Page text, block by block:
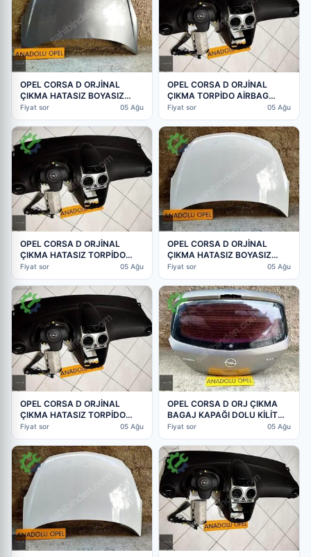
OPEL CORSA D ORJİNAL
ÇIKMA HATASIZ BOYASIZ
KAPUT HER RENK VAR GM
Fiyat sor 05 Ağu
OPEL CORSA D ORJİNAL
ÇIKMA TORPİDO AİRBAG
KEMER TOKALARI GM
Fiyat sor 05 Ağu
OPEL CORSA D ORJİNAL
ÇIKMA HATASIZ TORPİDO
AİRBAG KEMER TOKALARI
Fiyat sor 05 Ağu
OPEL CORSA D ORJİNAL
ÇIKMA HATASIZ BOYASIZ
KAPUT HER RENK VAR GM
Fiyat sor 05 Ağu
OPEL CORSA D ORJİNAL
ÇIKMA HATASIZ TORPİDO
AİRBAG KEMER TOKALARI
Fiyat sor 05 Ağu
OPEL CORSA D ORJ ÇIKMA
BAGAJ KAPAĞI DOLU KİLİT
CAM GM
Fiyat sor 05 Ağu